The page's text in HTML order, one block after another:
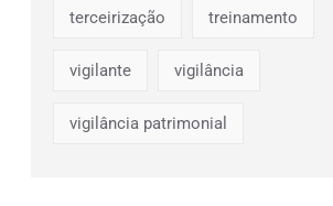
terceirização treinamento
vigilante vigilância
vigilância patrimonial